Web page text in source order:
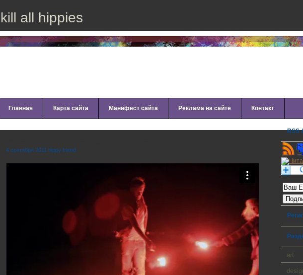
kill all hippies
Главная Карта сайта Манифест сайта Реклама на сайте Контакт
4 сентября 2011 hippy friend
RSS
art